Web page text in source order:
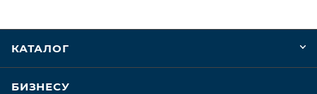
КАТАЛОГ
БИЗНЕСУ